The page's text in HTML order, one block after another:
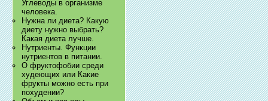
Углеводы в организме
человека.
Нужна ли диета? Какую
диету нужно выбрать?
Какая диета лучше.
Нутриенты. Функции
нутриентов в питании.
О фруктофобии среди
худеющих или Какие
фрукты можно есть при
похудении?